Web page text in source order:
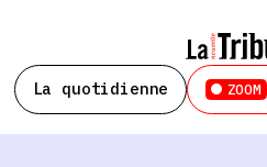
La quotidienne ZOOM